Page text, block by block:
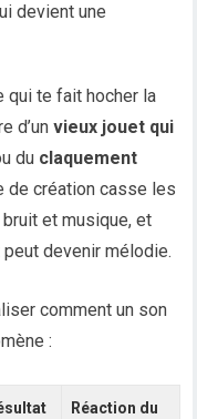
devient une
qui te fait hocher la
d’unvieux jouet qui
du claquement
de création casse les
et musique, et
peut devenir mélodie.
comment un son
:
Réaction du